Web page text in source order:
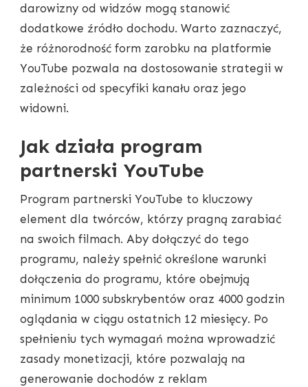
darowizny od widzów mogą stanowić
dodatkowe źródło dochodu. Warto zaznaczyć,
że różnorodność form zarobku na platformie
YouTube pozwala na dostosowanie strategii w
zależności od specyfiki kanału oraz jego
widowni.
Jak działa program
partnerski YouTube
Program partnerski YouTube to kluczowy
element dla twórców, którzy pragną zarabiać
na swoich filmach. Aby dołączyć do tego
programu, należy spełnić określone warunki
dołączenia do programu, które obejmują
minimum 1000 subskrybentów oraz 4000 godzin
oglądania w ciągu ostatnich 12 miesięcy. Po
spełnieniu tych wymagań można wprowadzić
zasady monetizacji, które pozwalają na
generowanie dochodów z reklam